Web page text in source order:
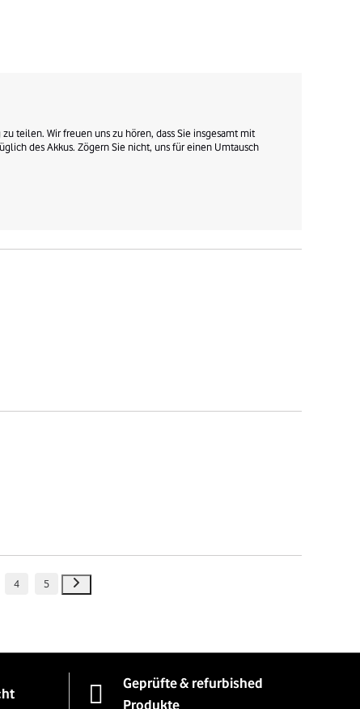
teilen. Wir freuen uns zu hören, dass Sie insgesamt mit
des Akkus. Zögern Sie nicht, uns für einen Umtausch
4 5
Geprüfte & refurbished
Produkte